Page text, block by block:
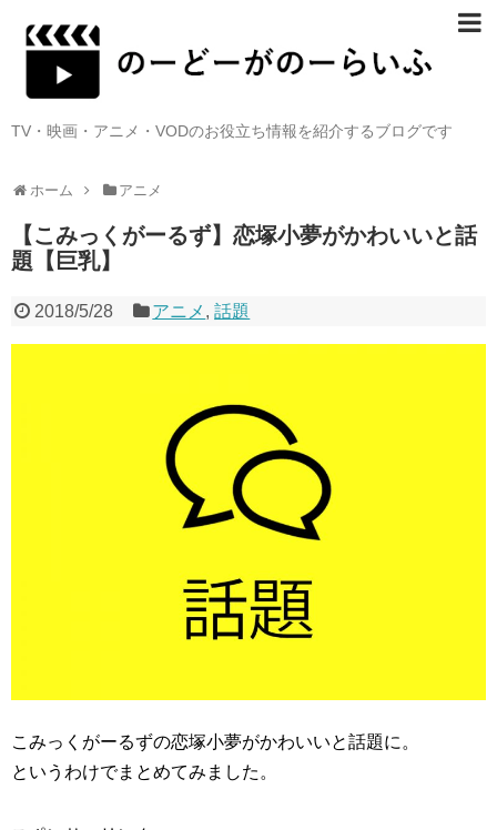
TV・映画・アニメ・VODのお役立ち情報を紹介するブログです
ホーム アニメ
【こみっくがーるず】恋塚小夢がかわいいと話
題【巨乳】
2018/5/28 アニメ ,話題
こみっくがーるずの恋塚小夢がかわいいと話題に。
というわけでまとめてみました。